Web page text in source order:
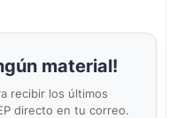
material!
recibir los últimos
directo en tu correo.